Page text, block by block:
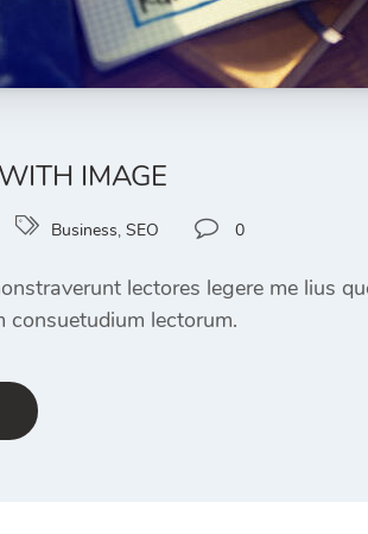
IMAGE
Business, SEO 0
lectores legere me lius
consuetudium lectorum.